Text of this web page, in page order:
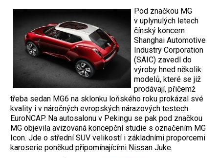
Pod značkou MG
v uplynulých letech
čínský koncern
Shanghai Automotive
Industry Corporation
(SAIC) zavedl do
výroby hned několik
modelů, které se již
prodávají, přičemž
třeba sedan MG6 na sklonku loňského roku prokázal své
kvality i v náročných evropských nárazových testech
EuroNCAP. Na autosalonu v Pekingu se pak pod značkou
MG objevila avizovaná koncepční studie s označením MG
Icon. Jde o střední SUV velikostí i základními proporcemi
karoserie poněkud připomínajícími Nissan Juke.